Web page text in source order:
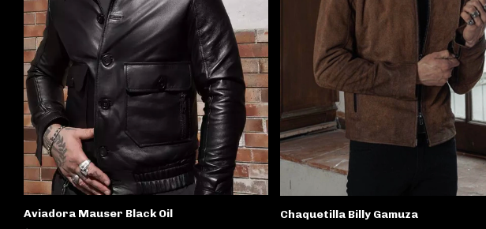
Aviadora Mauser Black Oil
Chaquetilla Billy Gamuza